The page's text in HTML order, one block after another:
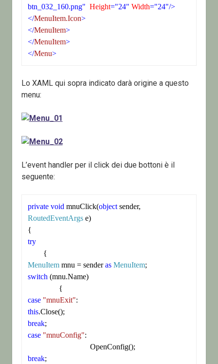
btn_032_160.png" Height="24" Width="24"/>
</MenuItem.Icon>
</MenuItem>
</MenuItem>
</Menu>
Lo XAML qui sopra indicato darà origine a questo
menu:
L’event handler per il click dei due bottoni è il
seguente:
private void mnuClick(object
RoutedEventArgs e)
try
MenuItem mnu = sender as MenuItem ;
switch (mnu.Name)
case "mnuExit"
this
.Close();
break ;
case "mnuConfig":
				OpenConfig();
break;